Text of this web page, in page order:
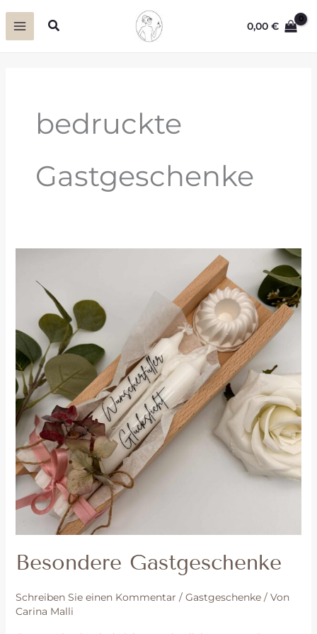
Inhalt
Suchen 0,00€
bedruckte
Gastgeschenke
Besondere Gastgeschenke
Schreiben Sie einen Kommentar / Gastgeschenke/ Von
Carina Malli